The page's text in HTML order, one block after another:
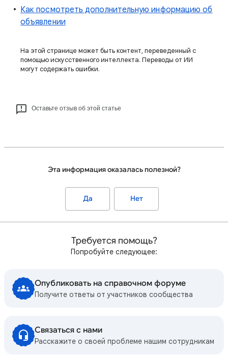
Как посмотреть дополнительную информацию об
объявлении
На этой странице может быть контент, переведенный с
помощью искусственного интеллекта. Переводы от ИИ
могут содержать ошибки.
Оставьте отзыв об этой статье
Эта информация оказалась полезной?
Да Нет
Требуется помощь?
Попробуйте следующее:
Опубликовать на справочном форуме
Получите ответы от участников сообщества
Связаться с нами
Расскажите о своей проблеме нашим сотрудникам